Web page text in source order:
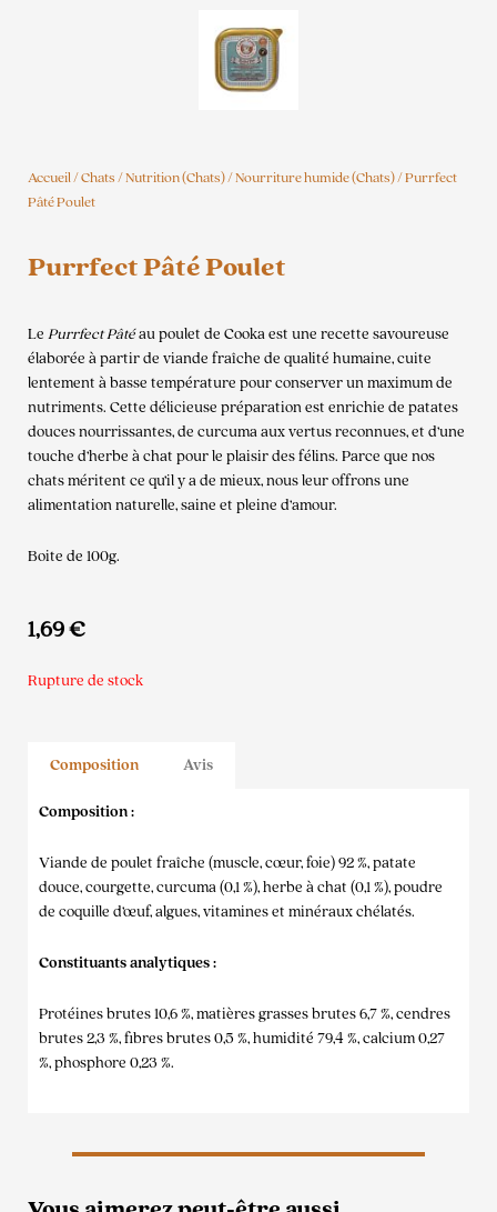
Accueil/Chats/Nutrition (Chats)/Nourriture humide (Chats)/ Purrfect
Pâté Poulet
Purrfect Pâté Poulet
Le Purrfect Pâtéau poulet de Cooka est une recette savoureuse
élaborée à partir de viande fraîche de qualité humaine, cuite
lentement à basse température pour conserver un maximum de
nutriments. Cette délicieuse préparation est enrichie de patates
douces nourrissantes, de curcuma aux vertus reconnues, et d’une
touche d’herbe à chat pour le plaisir des félins. Parce que nos
chats méritent ce qu’il y a de mieux, nous leur offrons une
alimentation naturelle, saine et pleine d’amour.
Boite de 100g.
1,69€
Rupture de stock
Composition Avis
Composition :
Viande de poulet fraîche (muscle, cœur, foie) 92 %, patate
douce, courgette, curcuma (0,1 %), herbe à chat (0,1 %), poudre
de coquille d’œuf, algues, vitamines et minéraux chélatés.
Constituants analytiques :
Protéines brutes 10,6 %, matières grasses brutes 6,7 %, cendres
brutes 2,3 %, fibres brutes 0,5 %, humidité 79,4 %, calcium 0,27
%, phosphore 0,23 %.